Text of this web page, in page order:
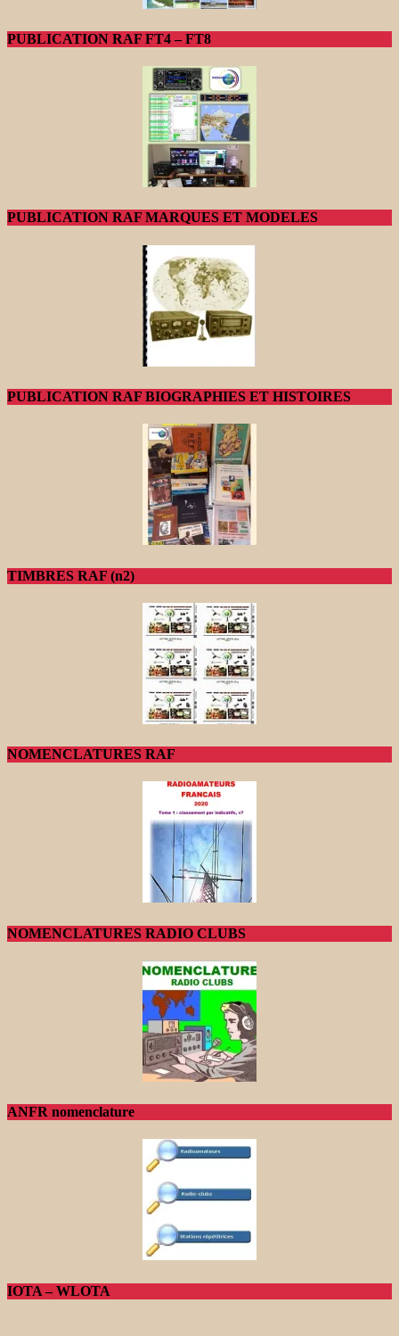
PUBLICATION RAF FT4 – FT8
PUBLICATION RAF MARQUES ET MODELES
PUBLICATION RAF BIOGRAPHIES ET HISTOIRES
TIMBRES RAF (n2)
NOMENCLATURES RAF
NOMENCLATURES RADIO CLUBS
ANFR nomenclature
IOTA – WLOTA